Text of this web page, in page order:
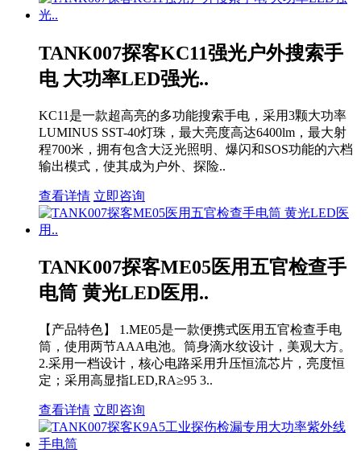
TANK007探客KC11强光户外搜索手
电 大功率LED强光..
KC11是一款超高亮的多功能搜索手电，采用3颗大功率
LUMINUS SST-40灯珠，最大亮度高达6400lm，最大射
程700米，拥有包含大泛光照明、爆闪和SOS功能的六档
输出模式，使其成为户外、探险..
查看详情 立即咨询
TANK007探客ME05医用五官检查手
电筒 黄光LED医用..
【产品特色】 1.ME05是一款便携式医用五官检查手电
筒，使用两节AAA电池。筒身滴水纹设计，美观大方。
2.采用一档设计，核心电路采用升压恒流芯片，亮度恒
定；采用高显指LED,RA≥95 3..
查看详情 立即咨询